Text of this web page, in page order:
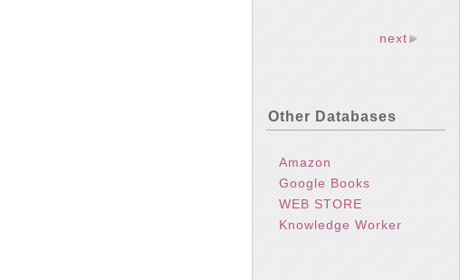
next
Other Databases
Amazon
Google Books
WEB STORE
Knowledge Worker